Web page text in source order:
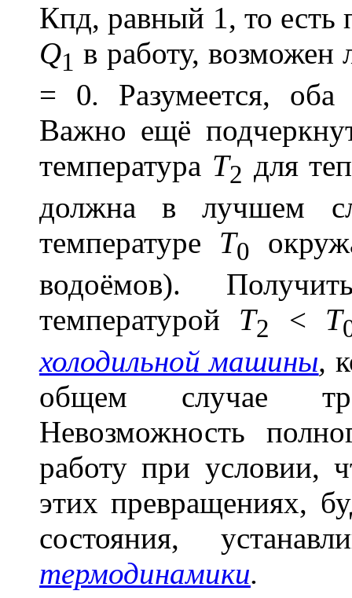
Кпд, равный 1, то есть
Q1 в работу,
= 0. Разумеется,
Важно ещё
температура Т2 для
должна в лучшем
температуре Т0
водоёмов).
температурой Т2 < Т
холодильной машины,
общем случае
Невозможность
работу при условии,
этих превращениях,
состояния,
термодинамики.